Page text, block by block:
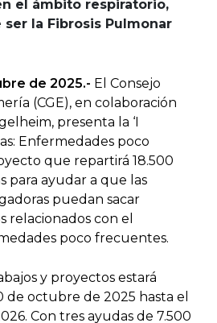
el ámbito respiratorio,
la Fibrosis Pulmonar
de 2025.- El Consejo
(CGE), en colaboración
presenta la ‘I
Enfermedades poco
que repartirá 18.500
para ayudar a que las
puedan sacar
relacionados con el
poco frecuentes.
y proyectos estará
de octubre de 2025 hasta el
Con tres ayudas de 7.500